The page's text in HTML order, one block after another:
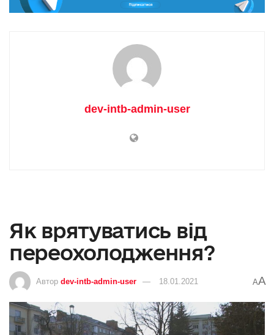
dev-intb-admin-user
Як врятуватись від
переохолодження?
Автор dev-intb-admin-user 18.01.2021 AA